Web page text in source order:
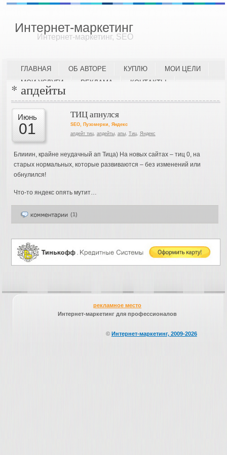
Интернет-маркетинг
Интернет-маркетинг, SEO
ГЛАВНАЯ ОБ АВТОРЕ КУПЛЮ
МОИ ЦЕЛИ
МОИ УСЛУГИ
РЕКЛАМА КОНТАКТЫ
* апдейты
Июнь
01
ТИЦ апнулся
SEO, Пузомерки, Яндекс
апдейт тиц, апдейты, апы, Тиц, Яндекс
Блииин, крайне неудачный ап Тица) На новых сайтах – тиц 0, на
старых нормальных, которые развиваются – без изменений или
обнулился!
Что-то яндекс опять мутит…
(1)
рекламное место
Интернет-маркетинг для профессионалов
© Интернет-маркетинг, 2009-2026